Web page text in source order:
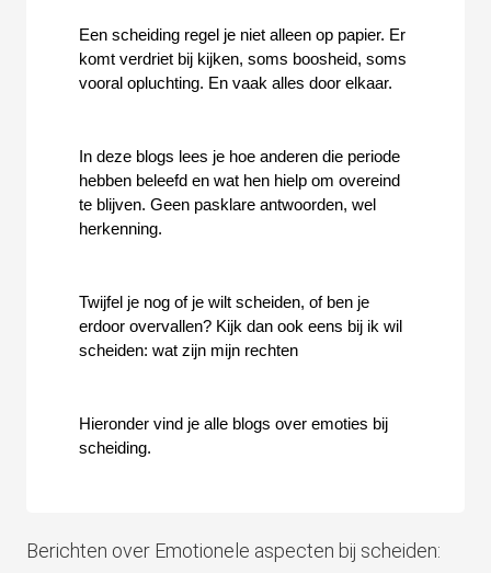
Een scheiding regel je niet alleen op papier. Er
komt verdriet bij kijken, soms boosheid, soms
vooral opluchting. En vaak alles door elkaar.
In deze blogs lees je hoe anderen die periode
hebben beleefd en wat hen hielp om overeind
te blijven. Geen pasklare antwoorden, wel
herkenning.
Twijfel je nog of je wilt scheiden, of ben je
erdoor overvallen? Kijk dan ook eens bij ik wil
scheiden: wat zijn mijn rechten
Hieronder vind je alle blogs over emoties bij
scheiding.
Berichten over Emotionele aspecten bij scheiden: